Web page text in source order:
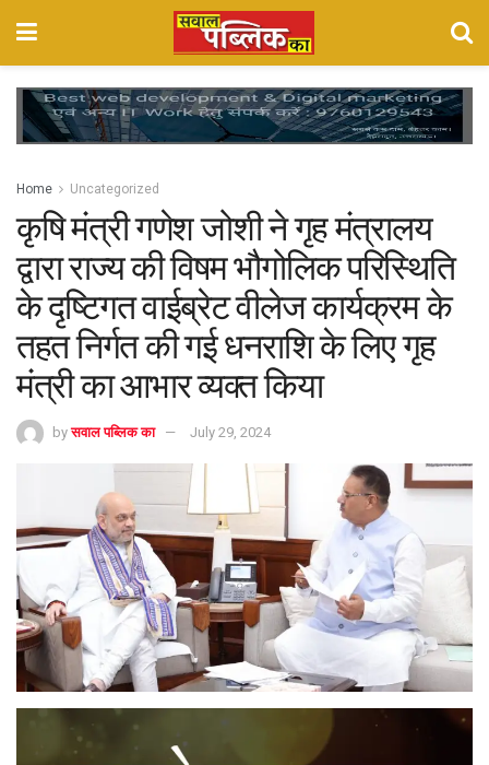
Home Uncategorized
कृषि मंत्री गणेश जोशी ने गृह मंत्रालय
द्वारा राज्य की विषम भौगोलिक परिस्थिति
के दृष्टिगत वाईब्रेट वीलेज कार्यक्रम के
तहत निर्गत की गई धनराशि के लिए गृह
मंत्री का आभार व्यक्त किया
by सवाल पब्लिक का July 29, 2024